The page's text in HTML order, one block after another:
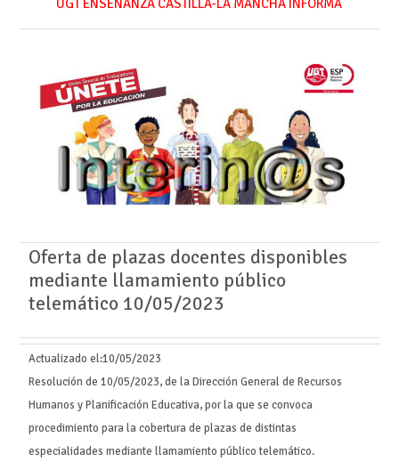
UGT ENSEÑANZA CASTILLA-LA MANCHA INFORMA
Oferta de plazas docentes disponibles
mediante llamamiento público
telemático 10/05/2023
Actualizado el:10/05/2023
Resolución de 10/05/2023, de la Dirección General de Recursos
Humanos y Planificación Educativa, por la que se convoca
procedimiento para la cobertura de plazas de distintas
especialidades mediante llamamiento público telemático.